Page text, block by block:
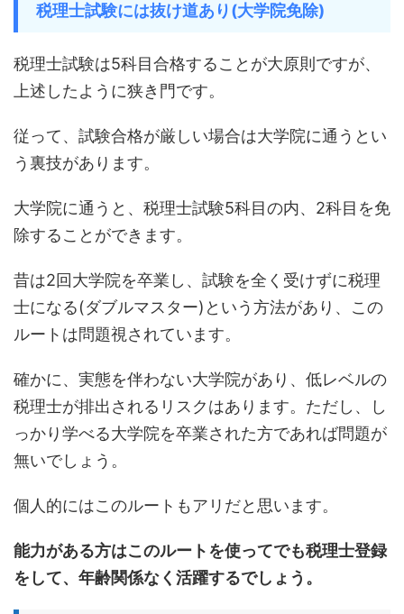
税理士試験には抜け道あり(大学院免除)
税理士試験は5科目合格することが大原則ですが、
上述したように狭き門です。
従って、試験合格が厳しい場合は大学院に通うとい
う裏技があります。
大学院に通うと、税理士試験5科目の内、2科目を免
除することができます。
昔は2回大学院を卒業し、試験を全く受けずに税理
士になる(ダブルマスター)という方法があり、この
ルートは問題視されています。
確かに、実態を伴わない大学院があり、低レベルの
税理士が排出されるリスクはあります。ただし、し
っかり学べる大学院を卒業された方であれば問題が
無いでしょう。
個人的にはこのルートもアリだと思います。
能力がある方はこのルートを使ってでも税理士登録
をして、年齢関係なく活躍するでしょう。